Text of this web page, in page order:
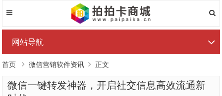
网站导航
首页 微信营销软件资讯 正文
微信一键转发神器，开启社交信息高效流通新